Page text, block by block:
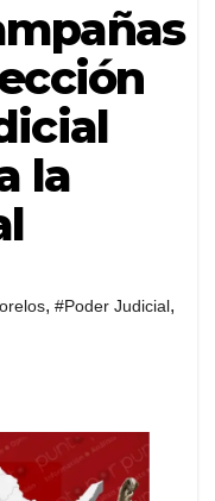
la
, #Poder Judicial,